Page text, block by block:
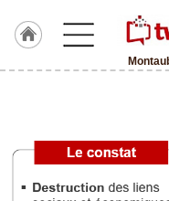
ACCUEIL
Montauban